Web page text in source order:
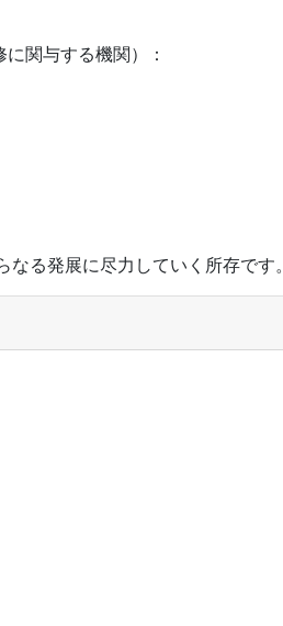
関与する機関）：
る発展に尽力していく所存です。